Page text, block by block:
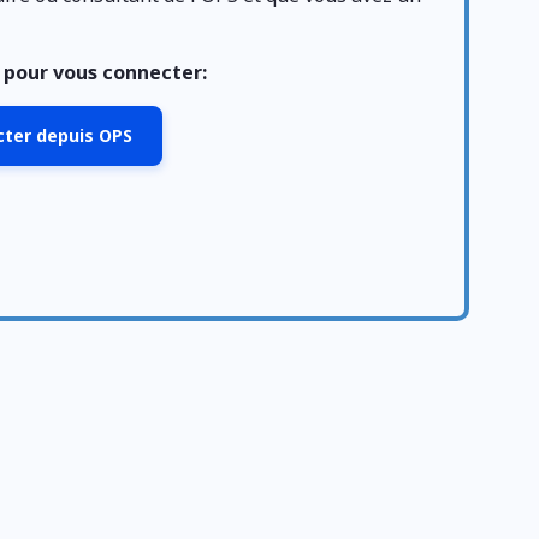
vous connecter:
depuis OPS